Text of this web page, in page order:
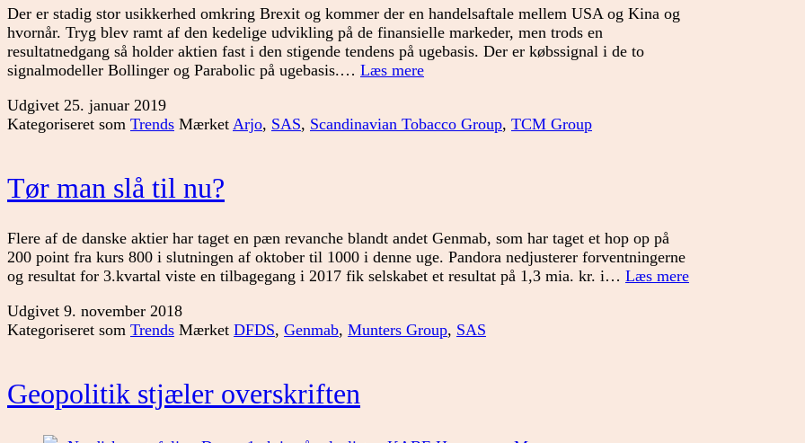
Der er stadig stor usikkerhed omkring Brexit og kommer der en handelsaftale mellem USA og Kina og
hvornår. Tryg blev ramt af den kedelige udvikling på de finansielle markeder, men trods en
resultatnedgang så holder aktien fast i den stigende tendens på ugebasis. Der er købssignal i de to
signalmodeller Bollinger og Parabolic på ugebasis.… Læs mereDet
grumset
Udgivet 25. januar 2019
Kategoriseret som Trends Mærket Arjo, SAS, Scandinavian Tobacco Group, TCM Group
Tør man slå til nu?
Flere af de danske aktier har taget en pæn revanche blandt andet Genmab, som har taget et hop op på
200 point fra kurs 800 i slutningen af oktober til 1000 i denne uge. Pandora nedjusterer forventningerne
og resultat for 3.kvartal viste en tilbagegang i 2017 fik selskabet et resultat på 1,3 mia. kr. i… Læs mereTør
Udgivet 9. november 2018
Kategoriseret som Trends Mærket DFDS, Genmab, Munters Group, SAS
Geopolitik stjæler overskriften